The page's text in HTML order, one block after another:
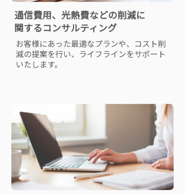
通信費用、光熱費などの削減に
関するコンサルティング
お客様にあった最適なプランや、コスト削
減の提案を行い、ライフラインをサポート
いたします。